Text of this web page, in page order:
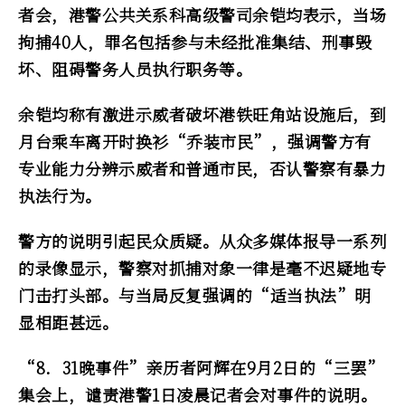
者会，港警公共关系科高级警司余铠均表示，当场
拘捕40人，罪名包括参与未经批准集结、刑事毁
坏、阻碍警务人员执行职务等。
余铠均称有激进示威者破坏港铁旺角站设施后，到
月台乘车离开时换衫“乔装市民”，强调警方有
专业能力分辨示威者和普通市民，否认警察有暴力
执法行为。
警方的说明引起民众质疑。从众多媒体报导一系列
的录像显示，警察对抓捕对象一律是毫不迟疑地专
门击打头部。与当局反复强调的“适当执法”明
显相距甚远。
“8．31晚事件”亲历者阿辉在9月2日的“三罢”
集会上，谴责港警1日凌晨记者会对事件的说明。